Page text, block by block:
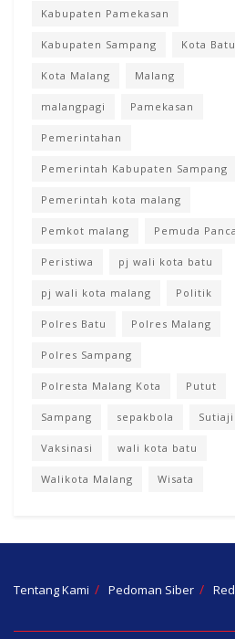
Kabupaten Pamekasan
Kabupaten Sampang Kota Batu
Kota Malang Malang
malangpagi Pamekasan
Pemerintahan
Pemerintah Kabupaten Sampang
Pemerintah kota malang
Pemkot malang Pemuda
Peristiwa pj wali kota batu
pj wali kota malang Politik
Polres Batu Polres Malang
Polres Sampang
Polresta Malang Kota Putut
Sampang sepakbola Sutiaji
Vaksinasi wali kota batu
Walikota Malang Wisata
Tentang Kami Pedoman Siber